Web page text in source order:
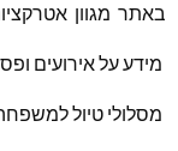
באתר מגוון
מידע על אירועים
מסלולי טיול